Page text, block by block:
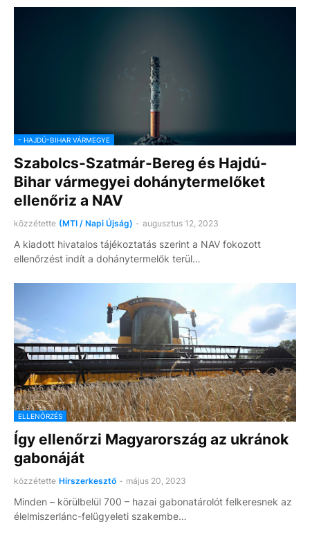
- HAJDÚ-BIHAR VÁRMEGYE
Szabolcs-Szatmár-Bereg és Hajdú-
Bihar vármegyei dohánytermelőket
ellenőriz a NAV
közzétette (MTI / Napi Újság) - augusztus 12, 2023
A kiadott hivatalos tájékoztatás szerint a NAV fokozott
ellenőrzést indít a dohánytermelők terül…
ELLENŐRZÉS
Így ellenőrzi Magyarország az ukránok
gabonáját
közzétette Hírszerkesztő - május 20, 2023
Minden – körülbelül 700 – hazai gabonatárolót felkeresnek az
élelmiszerlánc-felügyeleti szakembe…